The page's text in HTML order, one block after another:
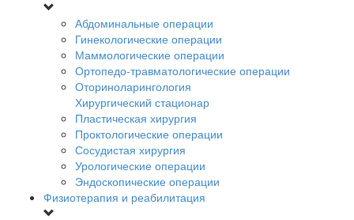
Абдоминальные операции
Гинекологические операции
Маммологические операции
Ортопедо-травматологические операции
Оториноларингология
Хирургический стационар
Пластическая хирургия
Проктологические операции
Сосудистая хирургия
Урологические операции
Эндоскопические операции
Физиотерапия и реабилитация